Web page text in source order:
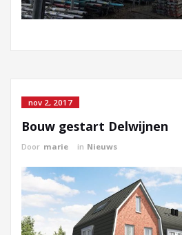
nov 2, 2017
Bouw gestart Delwijnen
Door marie in Nieuws